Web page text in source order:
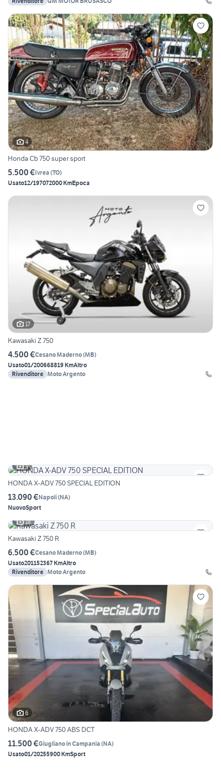
4
Honda Cb 750 super sport
5.500 €Ivrea (TO)
Usato12/197072000 KmEpoca
17
Kawasaki Z 750
4.500 €Cesano Maderno(MB)
Usato01/200668819 KmAltro
Rivenditore Moto Argento
3
HONDA X-ADV 750 SPECIAL EDITION
13.090 €Napoli(NA)
NuovoSport
18
Kawasaki Z 750 R
6.500 €Cesano Maderno(MB)
Usato201152367 KmAltro
Rivenditore Moto Argento
6
HONDA X-ADV 750 ABS DCT
11.500 €Giugliano in Campania (NA)
Usato01/20255900 KmSport